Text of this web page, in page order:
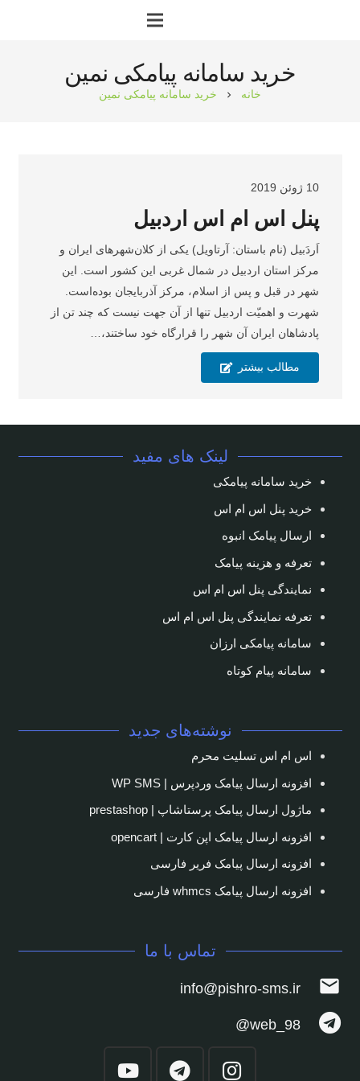
خرید سامانه پیامکی نمین
خانه chevron_right خرید سامانه پیامکی نمین
10 ژوئن 2019
پنل اس ام اس اردبیل
اَردَبیل (نام باستان: آرتاویل) یکی از کلان‌شهرهای ایران و
مرکز استان اردبیل در شمال غربی این کشور است. این
شهر در قبل و پس از اسلام، مرکز آذربایجان بوده‌است.
شهرت و اهمیّت اردبیل تنها از آن جهت نیست که چند تن از
پادشاهان ایران آن شهر را قرارگاه خود ساختند،…
مطالب بیشتر
لینک های مفید
خرید سامانه پیامکی
خرید پنل اس ام اس
ارسال پیامک انبوه
تعرفه و هزینه پیامک
نمایندگی پنل اس ام اس
تعرفه نمایندگی پنل اس ام اس
سامانه پیامکی ارزان
سامانه پیام کوتاه
نوشته‌های جدید
اس ام اس تسلیت محرم
افزونه ارسال پیامک وردپرس | WP SMS
ماژول ارسال پیامک پرستاشاپ | prestashop
افزونه ارسال پیامک اپن کارت | opencart
افزونه ارسال پیامک فریر فارسی
افزونه ارسال پیامک whmcs فارسی
تماس با ما
mail
info@pishro-sms.ir
web_98@